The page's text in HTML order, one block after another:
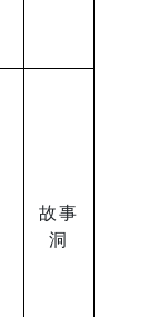
故事
洞